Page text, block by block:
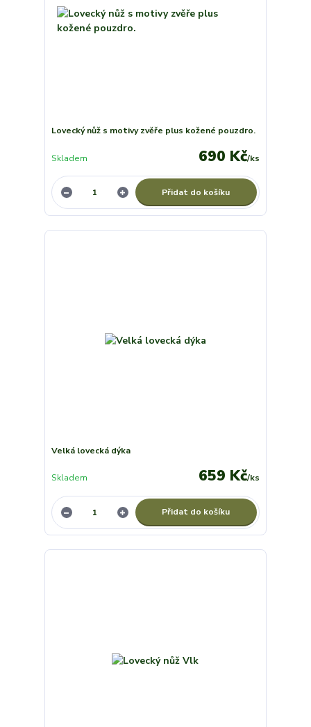
Lovecký nůž s motivy zvěře plus kožené pouzdro.
690 Kč/ks
Skladem
Přidat do košíku
Velká lovecká dýka
659 Kč/ks
Skladem
Přidat do košíku